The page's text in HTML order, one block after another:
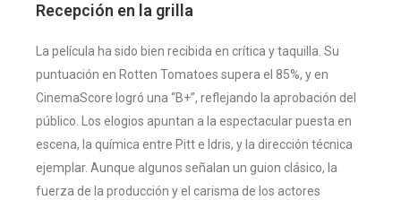
Recepción en la grilla
La película ha sido bien recibida en crítica y taquilla. Su
puntuación en Rotten Tomatoes supera el 85%, y en
CinemaScore logró una “B+”, reflejando la aprobación del
público. Los elogios apuntan a la espectacular puesta en
escena, la química entre Pitt e Idris, y la dirección técnica
ejemplar. Aunque algunos señalan un guion clásico, la
fuerza de la producción y el carisma de los actores